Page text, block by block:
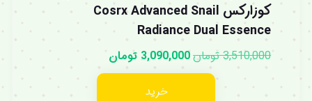
کوزارکس Cosrx Advanced Snail
Radiance Dual Essence
3,510,000 تومان3,090,000 تومان
خرید